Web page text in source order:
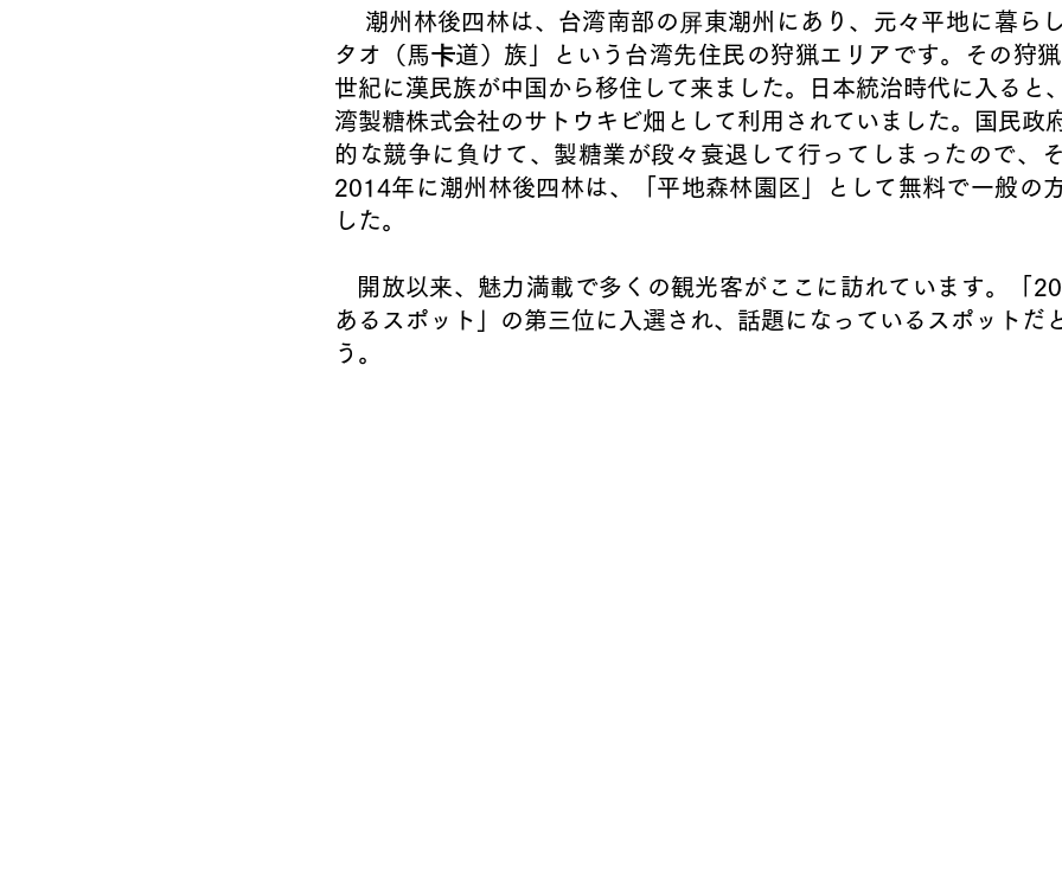
潮州林後四林は、台湾南部の 屏東潮州にあり、元々平地に暮ら
タオ（馬卡道）族」という台湾先住民の狩猟エリアです。その狩
世紀に漢民族が中国から移住して来ました。日本統治時代に入ると
湾製糖株式会社のサトウキビ畑として利用されていました。国民政
的な競争に負けて、製糖業が段々衰退して行ってしまったので、
2014年に潮州林後四林は、「平地森林園区」として無料で一般の
した。
開放以来、魅力満載で多くの観光客がここに訪れています。「
あるスポット」の第三位に入選され、話題になっているスポットだ
う。